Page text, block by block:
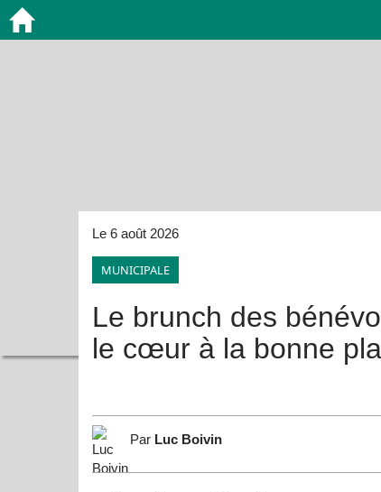
Le 6 août 2026
MUNICIPALE
Le brunch des
le cœur à la bonne
Par Luc Boivin